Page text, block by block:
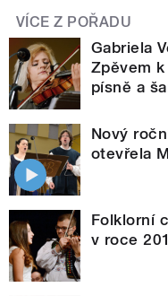
VÍCE Z POŘADU
Gabriela
Zpěvem
písně a
Nový
otevřela
Folklorní
v roce